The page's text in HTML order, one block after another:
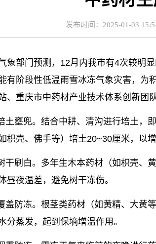
发布时间：2025-01-03
象部门预测，12月内我市有4次较
有阶段性低温雨雪冰冻气象灾害，为
、重庆市中药材产业技术体系创新团
土壅兜。结合中耕、清沟进行培土，
枳壳、佛手等）培土20~30厘米，以
干刷白。多年生木本药材（如枳壳、
昼夜温差，避免树干冻伤。
盖防冻。根茎类药材（如黄精、大黄
分蒸发，起到保墒增温作用。